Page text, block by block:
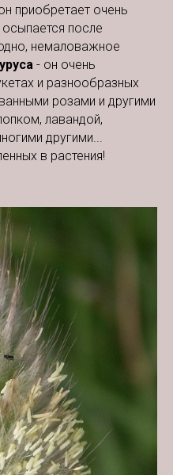
приобретает очень
после
немаловажное
- он очень
и разнообразных
розами и другими
лавандой,
другими...
в растения!